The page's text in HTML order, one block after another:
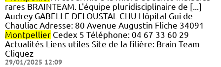
rares BRAINTEAM. L'équipe pluridisciplinaire de [...]
Audrey GABELLE DELOUSTAL CHU Hôpital Gui de
Chauliac Adresse: 80 Avenue Augustin Fliche 34091
Montpellier Cedex 5 Téléphone: 04 67 33 60 29
Actualités Liens utiles Site de la filière: Brain Team
Cliquez
29/01/2025 12:09